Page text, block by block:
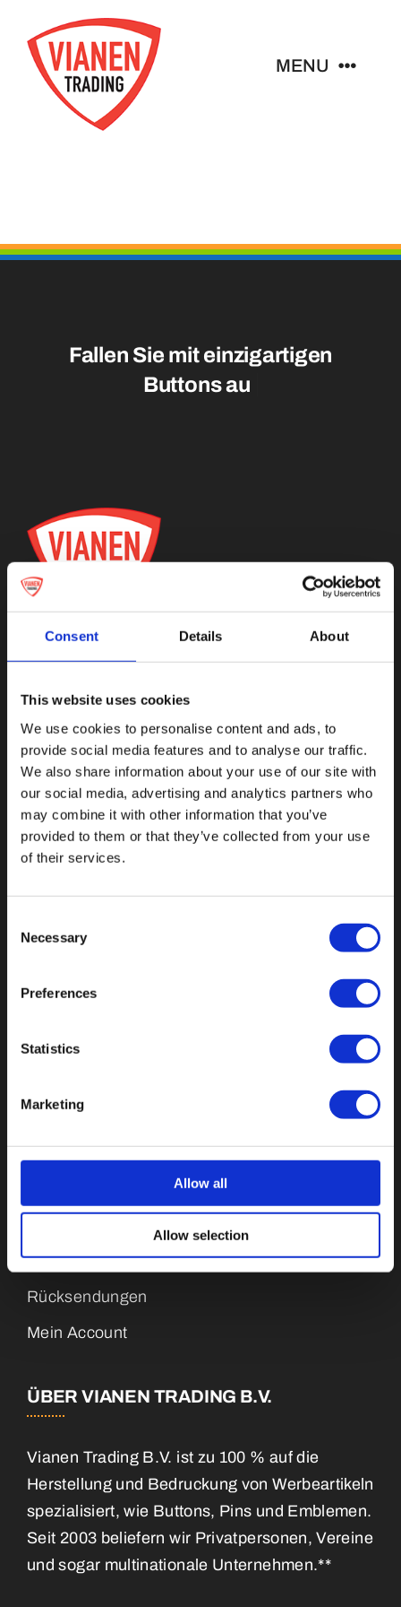
Consent Details About
This website uses cookies
We use cookies to personalise content and ads, to
provide social media features and to analyse our traffic.
We also share information about your use of our site with
our social media, advertising and analytics partners who
may combine it with other information that you’ve
provided to them or that they’ve collected from your use
of their services.
Selection
Necessary
Preferences
Statistics
Marketing
Allow all
Allow selection
naar
inhoud
MENU
Pins
Schlüsselanhänger
Kontakt
Fallen Sie mit einzigartigen
Niederlande
info@vianenonline.nl
+31 (0)34 8407 089
KATEGORIEN
Emblemen
Magneten
KUNDENSERVICE
Contact
Rücksendungen
Mein Account
ÜBER VIANEN TRADING B.V.
Vianen Trading B.V. ist zu 100 % auf die
Herstellung und Bedruckung von Werbeartikeln
spezialisiert, wie Buttons, Pins und Emblemen.
Seit 2003 beliefern wir Privatpersonen, Vereine
und sogar multinationale Unternehmen.**